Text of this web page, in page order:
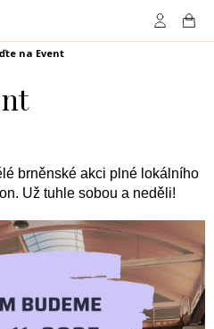
na Event
brněnské akci plné lokálního
Už tuhle sobou a neděli!